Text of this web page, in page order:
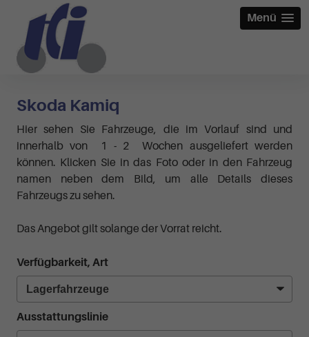
Menü
Skoda Kamiq
Hier sehen Sie Fahrzeuge, die im Vorlauf sind und
innerhalb von 1 - 2 Wochen ausgeliefert werden
können. Klicken Sie in das Foto oder in den Fahrzeug
namen neben dem Bild, um alle Details dieses
Fahrzeugs zu sehen.
Das Angebot gilt solange der Vorrat reicht.
Verfügbarkeit, Art
Ausstattungslinie